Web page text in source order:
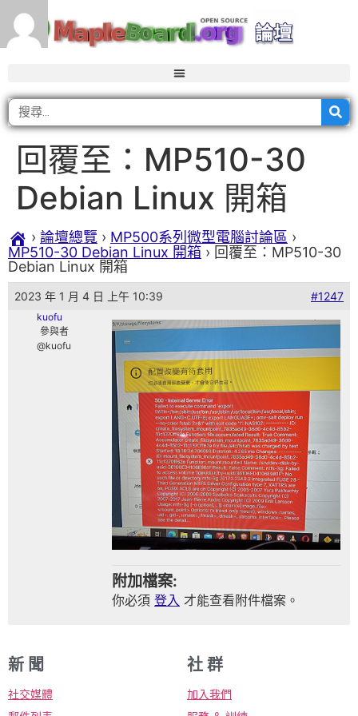
回覆至：MP510-30
Debian Linux 開箱
› 論壇總覽 › MP500系列微型電腦討論區 ›
MP510-30 Debian Linux 開箱 › 回覆至：MP510-30
Debian Linux 開箱
2023 年 1 月 4 日 上午 10:39 #1247
kuofu
參與者
@kuofu
附加檔案:
你必須 登入 才能查看附件檔案。
新 聞
社交媒體
社 群
加入我們